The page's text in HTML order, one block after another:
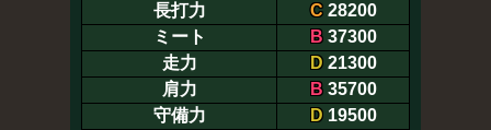
長打力 C28200
ミート
B37300
走力
D21300
肩力
B35700
守備力
D19500